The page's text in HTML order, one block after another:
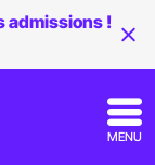
admissions !
MENU